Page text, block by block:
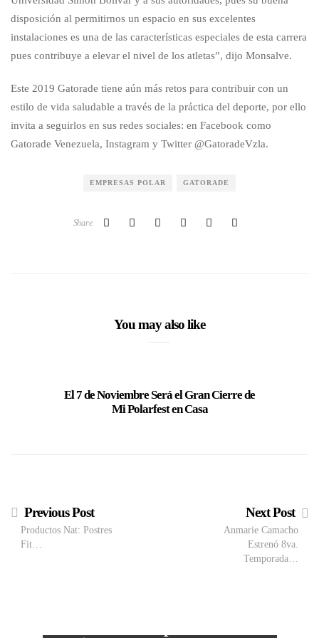
disposición al permitirnos un espacio en sus excelentes
instalaciones es una de las características especiales de esta carrera
pues contribuye a elevar el nivel de los atletas”, dijo Monsalve.
Este 2019 Gatorade tiene aún más retos para contribuir con un
estilo de vida saludable a través de la práctica del deporte, por ello
invita a seguirlos en sus redes sociales: en Facebook como
Gatorade Venezuela, Instagram y Twitter @GatoradeVzla.
EMPRESAS POLAR GATORADE
Share
You may also like
El 7 de Noviembre Será el Gran Cierre de
Mi Polarfest en Casa
Previous Post
Productos Nat: Postres
Fit…
Next Post
Anmarie Camacho
Estrenó 8va.
Temporada…